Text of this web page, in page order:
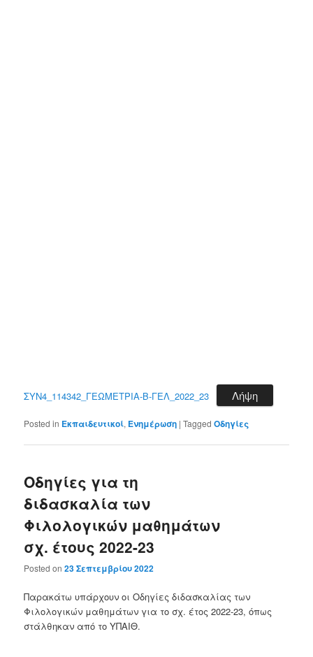
ΣΥΝ4_114342_ΓΕΩΜΕΤΡΙΑ-Β-ΓΕΛ_2022_23 Λήψη
Posted in Εκπαιδευτικοί, Ενημέρωση |Tagged Οδηγίες
Οδηγίες για τη
διδασκαλία των
Φιλολογικών μαθημάτων
σχ. έτους 2022-23
Posted on23 Σεπτεμβρίου 2022
Παρακάτω υπάρχουν οι Οδηγίες διδασκαλίας των
Φιλολογικών μαθημάτων για το σχ. έτος 2022-23, όπως
στάλθηκαν από το ΥΠΑΙΘ.